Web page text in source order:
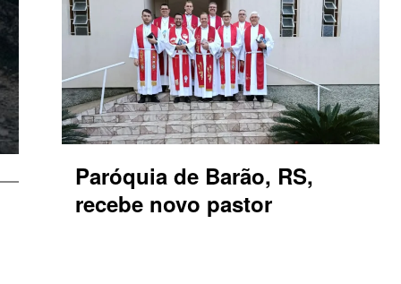
Paróquia de Barão, RS,
recebe novo pastor